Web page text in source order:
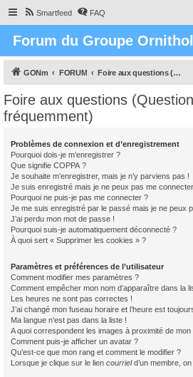
Smartfeed FAQ
Forum du Groupe
GONm FORUM Foire aux questions (Questions posées fréquemment)
Foire aux questions
fréquemment)
Problèmes de connexion et d’enregistrement
Pourquoi dois-je m’enregistrer ?
Que signifie COPPA ?
Je souhaite m’enregistrer, mais je n’y parviens pas !
Je suis enregistré mais je ne peux pas me
Pourquoi ne puis-je pas me connecter ?
Je me suis enregistré par le passé mais je ne peux
J’ai perdu mon mot de passe !
Pourquoi suis-je automatiquement déconnecté ?
À quoi sert « Supprimer les cookies » ?
Paramètres et préférences de l’utilisateur
Comment modifier mes paramètres ?
Comment empêcher mon nom d’apparaître dans la
Les heures ne sont pas correctes !
J’ai changé mon fuseau horaire et l’heure est
Ma langue n’est pas dans la liste !
A quoi correspondent les images à proximité de mon
Comment puis-je afficher un avatar ?
Qu’est-ce que mon rang et comment le modifier ?
Lorsque je clique sur le lien courrield’un membre,